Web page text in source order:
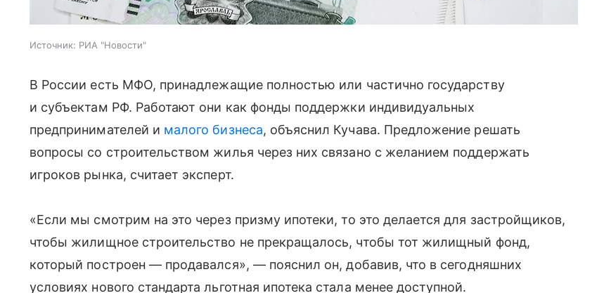
Источник: РИА "Новости"
В России есть МФО, принадлежащие полностью или частично государству
и субъектам РФ. Работают они как фонды поддержки индивидуальных
предпринимателей и малого бизнеса, объяснил Кучава. Предложение решать
вопросы со строительством жилья через них связано с желанием поддержать
игроков рынка, считает эксперт.
«Если мы смотрим на это через призму ипотеки, то это делается для застройщиков,
чтобы жилищное строительство не прекращалось, чтобы тот жилищный фонд,
который построен — продавался», — пояснил он, добавив, что в сегодняшних
условиях нового стандарта льготная ипотека стала менее доступной.